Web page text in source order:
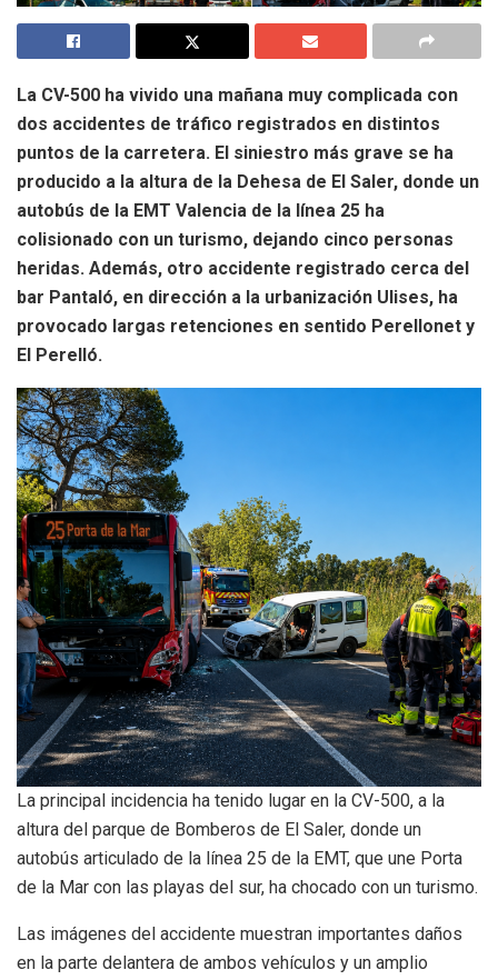
La CV-500 ha vivido una mañana muy complicada con
dos accidentes de tráfico registrados en distintos
puntos de la carretera. El siniestro más grave se ha
producido a la altura de la Dehesa de El Saler, donde un
autobús de la EMT Valencia de la línea 25 ha
colisionado con un turismo, dejando cinco personas
heridas. Además, otro accidente registrado cerca del
bar Pantaló, en dirección a la urbanización Ulises, ha
provocado largas retenciones en sentido Perellonet y
El Perelló.
La principal incidencia ha tenido lugar en la CV-500, a la
altura del parque de Bomberos de El Saler, donde un
autobús articulado de la línea 25 de la EMT, que une Porta
de la Mar con las playas del sur, ha chocado con un turismo.
Las imágenes del accidente muestran importantes daños
en la parte delantera de ambos vehículos y un amplio